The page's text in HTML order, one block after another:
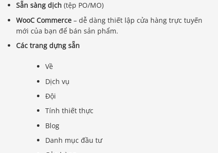
Sẵn sàng dịch (tệp PO/MO)
WooC Commerce – dễ dàng thiết lập cửa hàng trực tuyến
mới của bạn để bán sản phẩm.
Các trang dựng sẵn
Về
Dịch vụ
Đội
Tính thiết thực
Blog
Danh mục đầu tư